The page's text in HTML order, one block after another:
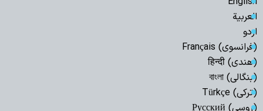
العربیة
اردو
(فرانسوی) Français
(هندی) हिन्दी
(بنگالی) বাংলা
(ترکی) Türkçe
(روسی) Русский